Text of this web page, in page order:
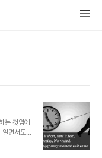
는 것임에
알면서도
만드는